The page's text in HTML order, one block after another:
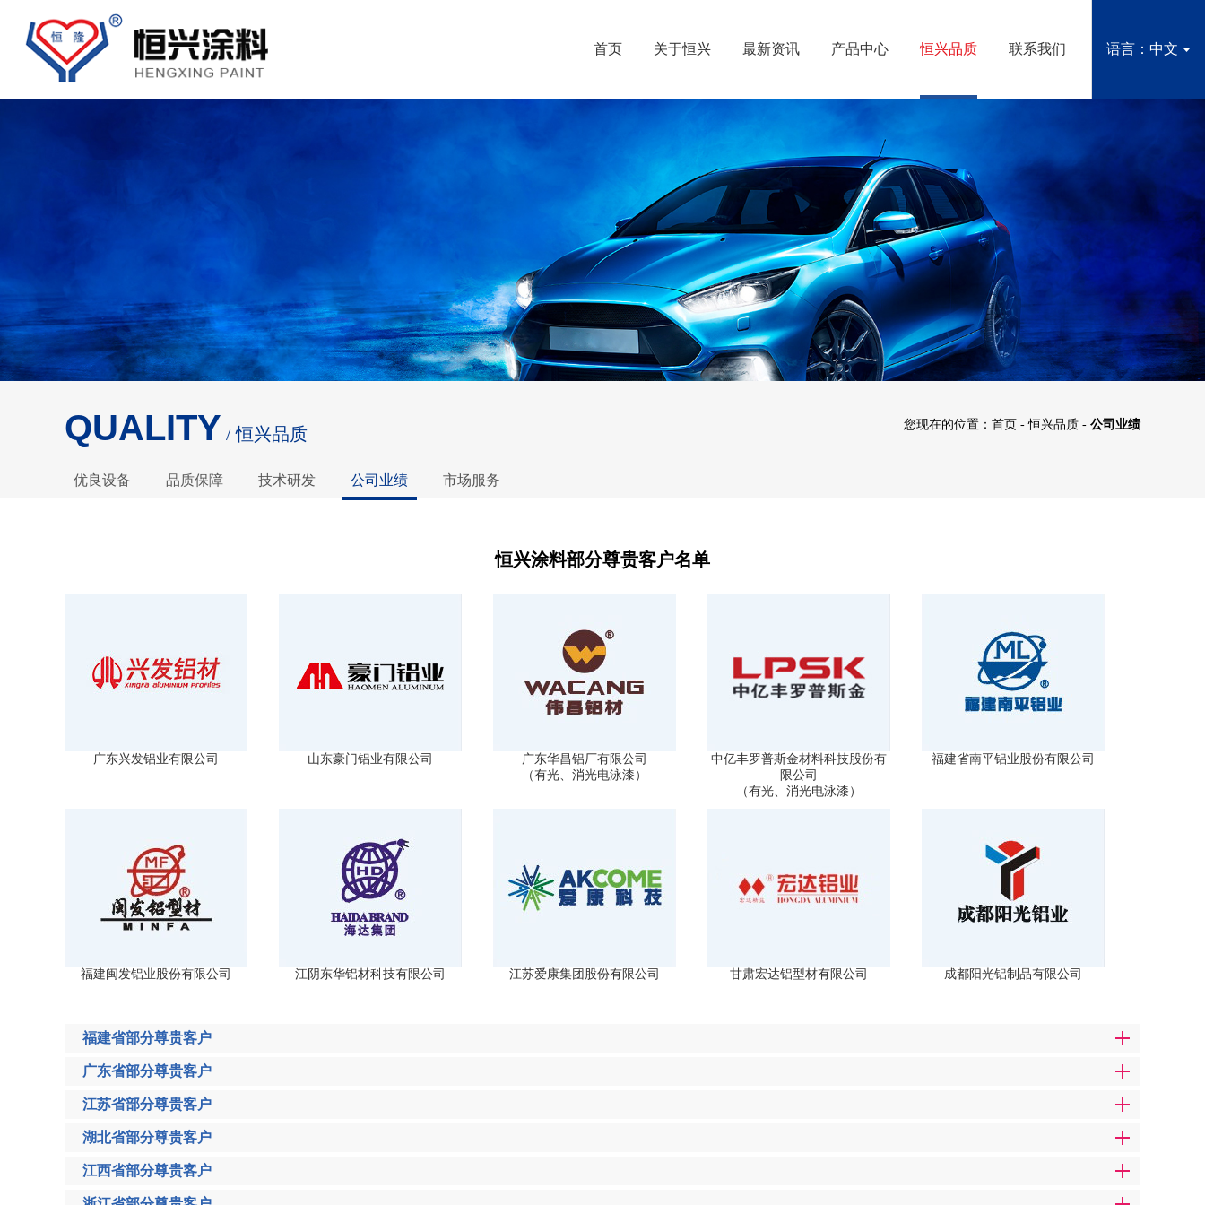
首页 关于恒兴 最新资讯 产品中心 恒兴品质 联系我们 语言：中文
QUALITY 恒兴品质 您现在的位置： 首页 -恒兴品质 - 公司业绩
优良设备 品质保障 技术研发 公司业绩 市场服务
恒兴涂料部分尊贵客户名单
广东兴发铝业有限公司 山东豪门铝业有限公司
广东华昌铝厂有限公司
（有光、消光电泳漆）
中亿丰罗普斯金材料科技股份有
限公司
（有光、消光电泳漆）
福建省南平铝业股份有限公司
福建闽发铝业股份有限公司 江阴东华铝材科技有限公司 江苏爱康集团股份有限公司 甘肃宏达铝型材有限公司 成都阳光铝制品有限公司
福建省部分尊贵客户
广东省部分尊贵客户
江苏省部分尊贵客户
湖北省部分尊贵客户
江西省部分尊贵客户